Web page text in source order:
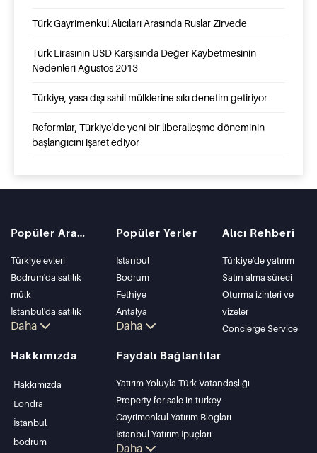
Türk Gayrimenkul Alıcıları Arasında Ruslar Zirvede
Türk Lirasının USD Karşısında Değer Kaybetmesinin
Nedenleri Ağustos 2013
Türkiye, yasa dışı sahil mülklerine sıkı denetim getiriyor
Reformlar, Türkiye'de yeni bir liberalleşme döneminin
başlangıcını işaret ediyor
Popüler Aramalar
Türkiye evleri
Bodrum'da satılık
mülk
İstanbul'da satılık
daire
Bodrum Villası
Antalya'da satılık
Daha
Popüler Yerler
Istanbul
Bodrum
Fethiye
Antalya
Kalkan
Kas
Bursa
Gocek
Side
Kemer
Dalyan
Daha
Alıcı Rehberi
Türkiye'de yatırım
Satın alma süreci
Oturma izinleri ve
vizeler
Concierge Service
Hakkımızda
Hakkımızda
Londra
İstanbul
bodrum
Faydalı Bağlantılar
Yatırım Yoluyla Türk Vatandaşlığı
Property for sale in turkey
Gayrimenkul Yatırım Blogları
İstanbul Yatırım İpuçları
PropertyTurkey TV
Daha